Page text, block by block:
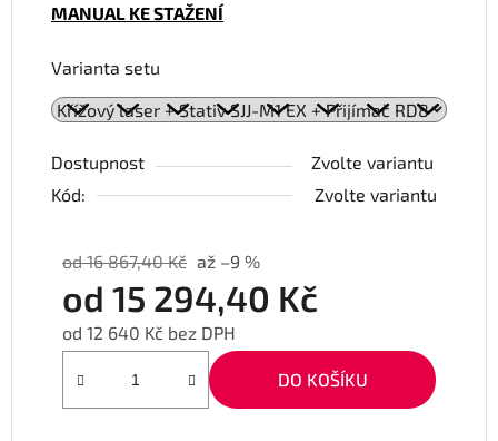
MANUAL KE STAŽENÍ
Varianta setu
Dostupnost
Zvolte variantu
Kód:
Zvolte variantu
od 16 867,40 Kč až –9 %
od 15 294,40 Kč
od 12 640 Kč bez DPH
DO KOŠÍKU